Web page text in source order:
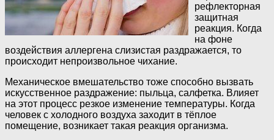
рефлекторная
защитная
реакция. Когда
на фоне
воздействия аллергена слизистая раздражается, то
происходит непроизвольное чихание.
Механическое вмешательство тоже способно вызвать
искусственное раздражение: пыльца, салфетка. Влияет
на этот процесс резкое изменение температуры. Когда
человек с холодного воздуха заходит в тёплое
помещение, возникает такая реакция организма.